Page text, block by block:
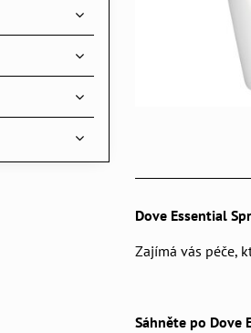
Dove Essential
Zajímá vás péče,
Sáhněte po Dove